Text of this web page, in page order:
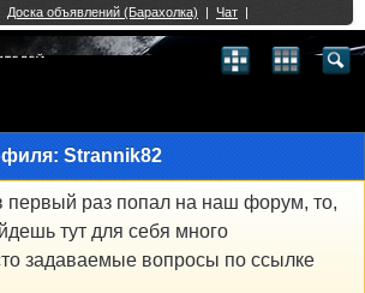
Strannik82
первый раз попал на наш форум, то,
тут для себя много
задаваемые вопросы по ссылке
Sign On provided byvBSSO
12 13 14 15 16 17 18 21 22 23 24 25 26
40 41 42 43